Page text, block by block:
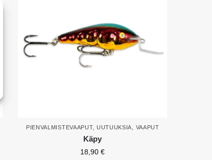
PIENVALMISTEVAAPUT, UUTUUKSIA VAAPUT
Käpy
18,90€